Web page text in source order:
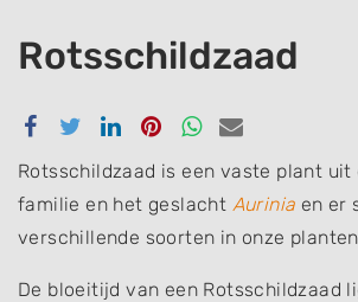
Rotsschildzaad
Delen
Facebook
Delen
Twitter
Delen
Linkedin
Delen
Pinterest
Delen
Whatsapp
Delen
email
Rotsschildzaad is een vaste plant uit
familie en het geslacht Aurinia en er
verschillende soorten in onze
De bloeitijd van een Rotsschildzaad